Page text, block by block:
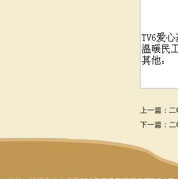
上一篇： 二
下一篇： 二